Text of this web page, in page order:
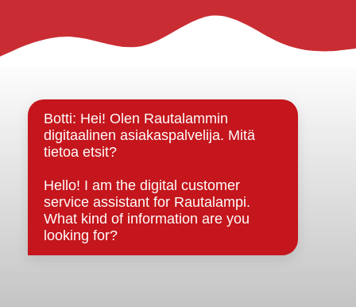
Rautalammin kunta
Strategiat, ohjelmat, ohjeet, suunnitelmat, säännöt ja
sopimukset
Asiakirjajulkisuuskuvaus
Evästeet
Saavutettavuusseloste
Tietosuoja
Tietosuojaselosteet